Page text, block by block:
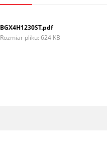
BGX4H1230ST.pdf
Rozmiar pliku: 624 KB